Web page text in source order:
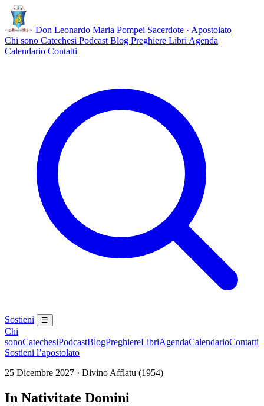
Don Leonardo Maria Pompei Sacerdote · Apostolato
Chi sono Catechesi Podcast Blog Preghiere Libri Agenda
Calendario Contatti
Sostieni ☰
Chi
sonoCatechesiPodcastBlogPreghiereLibriAgendaCalendarioContatti
Sostieni l’apostolato
25 Dicembre 2027 · Divino Afflatu (1954)
In Nativitate Domini